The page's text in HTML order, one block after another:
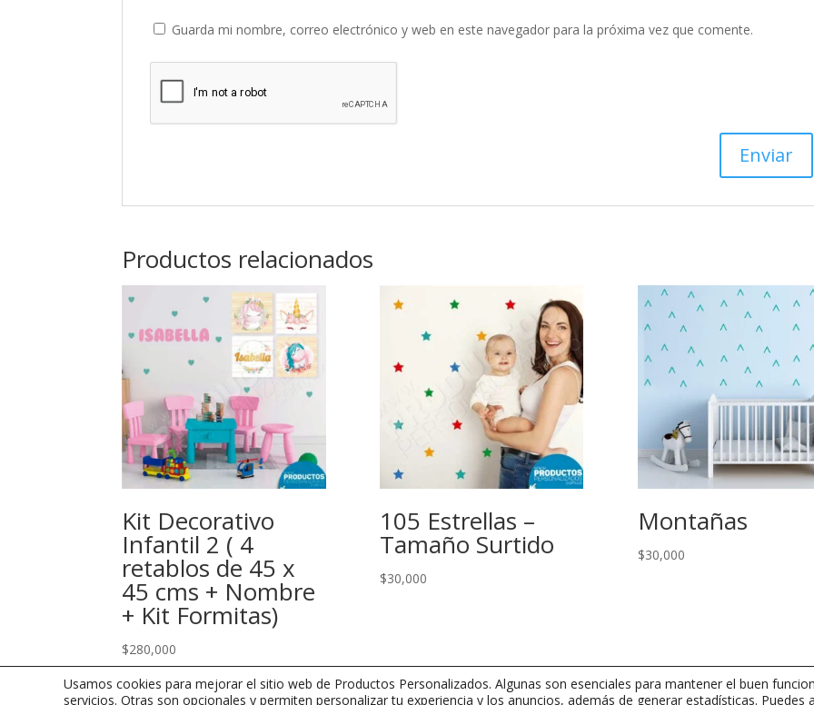
Guarda mi nombre, correo electrónico y web en este navegador para la próxima vez que comente.
Productos relacionados
Kit Decorativo
Infantil 2 ( 4
retablos de 45 x
45 cms + Nombre
+ Kit Formitas)
$280,000
105 Estrellas –
Tamaño Surtido
$30,000
Montañas
$30,000
Usamos cookies para mejorar el sitio web de Productos Personalizados. Algunas son esenciales para mantener el buen
servicios. Otras son opcionales y permiten personalizar tu experiencia y los anuncios, además de generar estadísticas. Puedes